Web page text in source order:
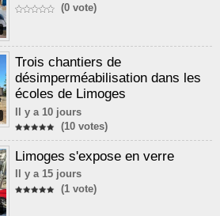
(0 vote)
Trois chantiers de
désimperméabilisation dans les
écoles de Limoges
Il y a 10 jours
(10 votes)
Limoges s'expose en verre
Il y a 15 jours
(1 vote)